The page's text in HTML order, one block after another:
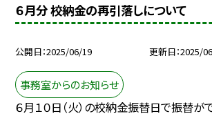
６月分 校納金の再引落しについて
公開日 2025/06/19 更新日 2025/
事務室からのお知らせ
６月１０日（火）の校納金振替日で振替が